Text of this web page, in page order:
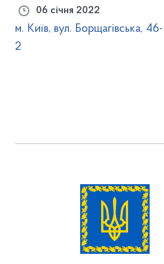
06 січня 2022
м. Київ, вул. Борщагівська, 46-
2